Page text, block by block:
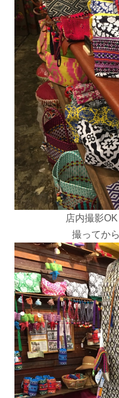
店内撮影
撮ってか